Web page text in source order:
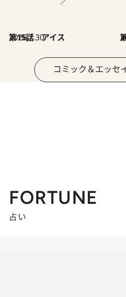
2026.7.30
第15話 アイス 第
コミック＆エッセ
FORTUNE
占い